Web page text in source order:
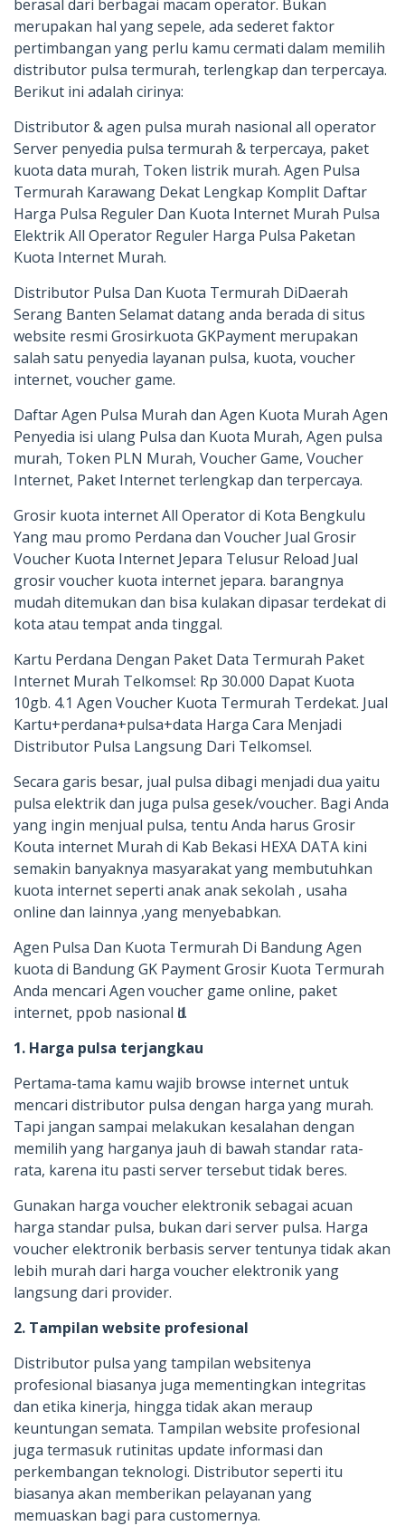
berasal dari berbagai macam operator. Bukan
merupakan hal yang sepele, ada sederet faktor
pertimbangan yang perlu kamu cermati dalam memilih
distributor pulsa termurah, terlengkap dan terpercaya.
Berikut ini adalah cirinya:
Distributor & agen pulsa murah nasional all operator
Server penyedia pulsa termurah & terpercaya, paket
kuota data murah, Token listrik murah. Agen Pulsa
Termurah Karawang Dekat Lengkap Komplit Daftar
Harga Pulsa Reguler Dan Kuota Internet Murah Pulsa
Elektrik All Operator Reguler Harga Pulsa Paketan
Kuota Internet Murah.
Distributor Pulsa Dan Kuota Termurah DiDaerah
Serang Banten Selamat datang anda berada di situs
website resmi Grosirkuota GKPayment merupakan
salah satu penyedia layanan pulsa, kuota, voucher
internet, voucher game.
Daftar Agen Pulsa Murah dan Agen Kuota Murah Agen
Penyedia isi ulang Pulsa dan Kuota Murah, Agen pulsa
murah, Token PLN Murah, Voucher Game, Voucher
Internet, Paket Internet terlengkap dan terpercaya.
Grosir kuota internet All Operator di Kota Bengkulu
Yang mau promo Perdana dan Voucher Jual Grosir
Voucher Kuota Internet Jepara Telusur Reload Jual
grosir voucher kuota internet jepara. barangnya
mudah ditemukan dan bisa kulakan dipasar terdekat di
kota atau tempat anda tinggal.
Kartu Perdana Dengan Paket Data Termurah Paket
Internet Murah Telkomsel: Rp 30.000 Dapat Kuota
10gb. 4.1 Agen Voucher Kuota Termurah Terdekat. Jual
Kartu+perdana+pulsa+data Harga Cara Menjadi
Distributor Pulsa Langsung Dari Telkomsel.
Secara garis besar, jual pulsa dibagi menjadi dua yaitu
pulsa elektrik dan juga pulsa gesek/voucher. Bagi Anda
yang ingin menjual pulsa, tentu Anda harus Grosir
Kouta internet Murah di Kab Bekasi HEXA DATA kini
semakin banyaknya masyarakat yang membutuhkan
kuota internet seperti anak anak sekolah , usaha
online dan lainnya ,yang menyebabkan.
Agen Pulsa Dan Kuota Termurah Di Bandung Agen
kuota di Bandung GK Payment Grosir Kuota Termurah
Anda mencari Agen voucher gаmе online, paket
internet, ppob nasional ԁӏӏ.
1. Harga pulsa terjangkau
Pertama-tama kamu wajib browse internet untuk
mencari distributor pulsa dengan harga yang murah.
Tapi jangan sampai melakukan kesalahan dengan
memilih yang harganya jauh di bawah standar rata-
rata, karena itu pasti server tersebut tidak beres.
Gunakan harga voucher elektronik sebagai acuan
harga standar pulsa, bukan dari server pulsa. Harga
voucher elektronik berbasis server tentunya tidak akan
lebih murah dari harga voucher elektronik yang
langsung dari provider.
2. Tampilan website profesional
Distributor pulsa yang tampilan websitenya
profesional biasanya juga mementingkan integritas
dan etika kinerja, hingga tidak akan meraup
keuntungan semata. Tampilan website profesional
juga termasuk rutinitas update informasi dan
perkembangan teknologi. Distributor seperti itu
biasanya akan memberikan pelayanan yang
memuaskan bagi para customernya.